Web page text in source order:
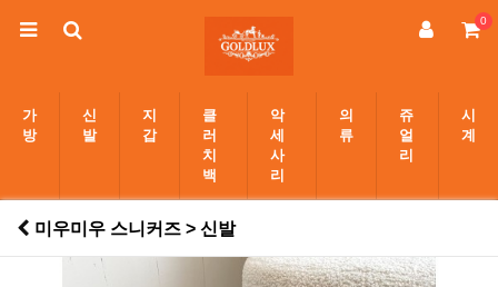
0
가
방
신
발
지
갑
클
러
치
백
악
세
사
리
의
류
쥬
얼
리
시
계
미우미우 스니커즈 > 신발